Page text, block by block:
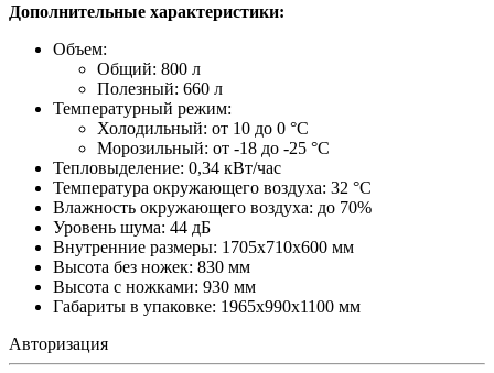
Дополнительные характеристики:
Объем:
Общий: 800 л
Полезный: 660 л
Температурный режим:
Холодильный: от 10 до 0 °C
Морозильный: от -18 до -25 °C
Тепловыделение: 0,34 кВт/час
Температура окружающего воздуха: 32 °C
Влажность окружающего воздуха: до 70%
Уровень шума: 44 дБ
Внутренние размеры: 1705х710х600 мм
Высота без ножек: 830 мм
Высота с ножками: 930 мм
Габариты в упаковке: 1965х990х1100 мм
Авторизация